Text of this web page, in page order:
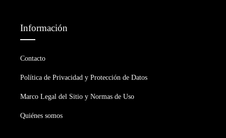
Información
Contacto
Política de Privacidad y Protección de Datos
Marco Legal del Sitio y Normas de Uso
Quiénes somos